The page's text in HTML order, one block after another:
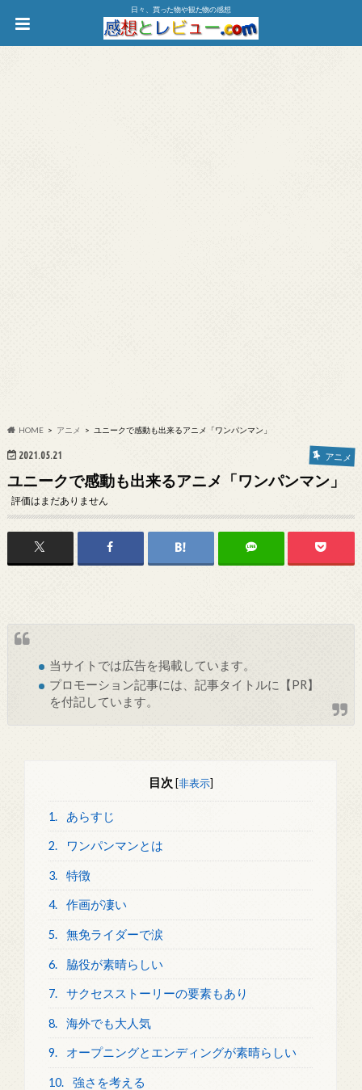
日々、買った物や観た物の感想
HOME アニメ ユニークで感動も出来るアニメ「ワンパンマン」
2021.05.21 アニメ
ユニークで感動も出来るアニメ「ワンパンマン」
評価はまだありません
当サイトでは広告を掲載しています。
プロモーション記事には、記事タイトルに【PR】
を付記しています。
目次 [非表示]
1. あらすじ
2. ワンパンマンとは
3. 特徴
4. 作画が凄い
5. 無免ライダーで涙
6. 脇役が素晴らしい
7. サクセスストーリーの要素もあり
8. 海外でも大人気
9. オープニングとエンディングが素晴らしい
10. 強さを考える